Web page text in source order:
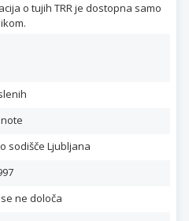
o tujih TRR je dostopna samo
sodišče Ljubljana
ne določa